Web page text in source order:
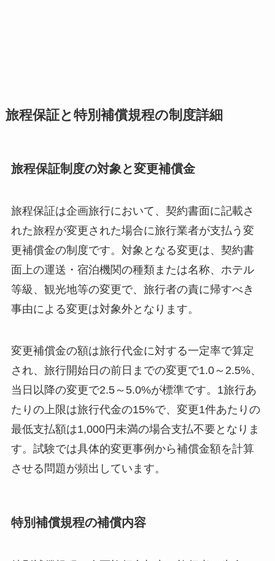
旅程保証と特別補償規程の制度詳細
旅程保証制度の対象と変更補償金
旅程保証は企画旅行において、契約書面に記載さ
れた旅程が変更された場合に旅行業者が支払う変
更補償金の制度です。対象となる変更は、契約書
面上の運送・宿泊機関の種類または名称、ホテル
等級、観光地等の変更で、旅行者の責に帰すべき
事由による変更は対象外となります。
変更補償金の額は旅行代金に対する一定率で算定
され、旅行開始日の前日までの変更で1.0～2.5%、
当日以降の変更で2.5～5.0%が標準です。1旅行あ
たりの上限は旅行代金の15%で、変更1件あたりの
最低支払額は1,000円未満の場合支払不要となりま
す。試験では具体的変更事例から補償金額を計算
させる問題が頻出しています。
特別補償規程の補償内容